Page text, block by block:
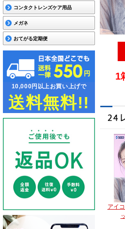
コンタクトレンズケア用品
メガネ
おてがる定期便
10,000円以上お買い上げで
送料無料!!
1
アイ